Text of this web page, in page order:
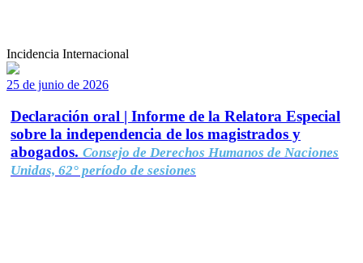
Incidencia Internacional
25 de junio de 2026
Declaración oral | Informe de la Relatora Especial
sobre la independencia de los magistrados y
abogados. Consejo de Derechos Humanos de Naciones
Unidas, 62° período de sesiones